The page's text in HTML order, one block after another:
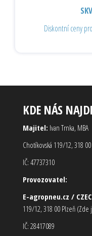
Diskontní ceny
KDE NÁS
Majitel: Ivan Trnka, MBA
Chotíkovská 119/12, 318
IČ: 47737310
Provozovatel:
E-agropneu.cz /
119/12, 318 00 Plzeň
IČ: 28417089